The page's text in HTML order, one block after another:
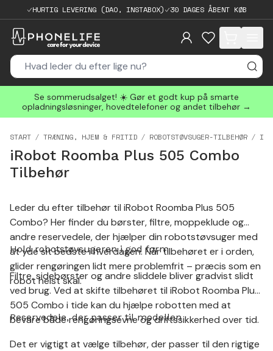
HURTIG LEVERING (DAO, INSTABOX) 30 DAGES ÅBENT KØB
items in cart,
Se sommerudsalget! ☀️ Gør et godt kup på smarte
opladningsløsninger, hovedtelefoner og andet tilbehør →
START TRÆNING, HJEM & FRITID ROBOTSTØVSUGER-TILBEHØR
iRobot Roomba Plus 505 Combo
Tilbehør
Leder du efter tilbehør til iRobot Roomba Plus 505
Combo? Her finder du børster, filtre, moppeklude og
andre reservedele, der hjælper din robotstøvsuger med
at yde sit bedste i hverdagen. Når tilbehøret er i orden,
glider rengøringen lidt mere problemfrit – præcis som en
robot helst skal.
Hold robotstøvsugeren i god form
Filtre, sidebørster og andre sliddele bliver gradvist slidt
ved brug. Ved at skifte tilbehøret til iRobot Roomba Plus
505 Combo i tide kan du hjælpe robotten med at
bevare både rengøringsevne og driftssikkerhed over tid.
Reservedele, der passer til modellen
Det er vigtigt at vælge tilbehør, der passer til den rigtige